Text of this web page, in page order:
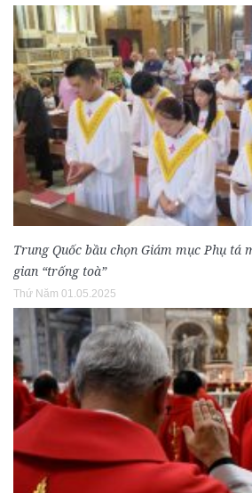
Trung Quốc bầu chọn Giám mục Phụ tá
gian “trống toà”
Thứ Năm 01.05.2025